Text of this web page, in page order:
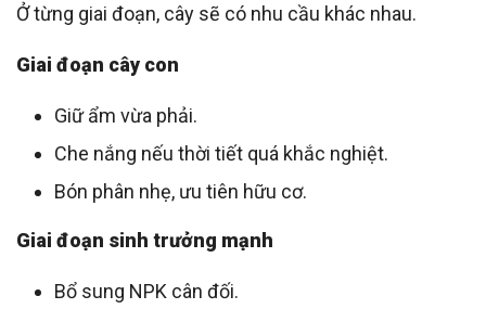
Ở từng giai đoạn, cây sẽ có nhu cầu khác nhau.
Giai đoạn cây con
Giữ ẩm vừa phải.
Che nắng nếu thời tiết quá khắc nghiệt.
Bón phân nhẹ, ưu tiên hữu cơ.
Giai đoạn sinh trưởng mạnh
Bổ sung NPK cân đối.